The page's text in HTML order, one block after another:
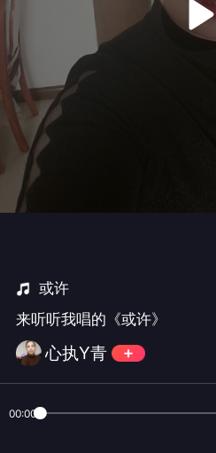
或许
来听听我唱的《或许》
心执Y青
00:00